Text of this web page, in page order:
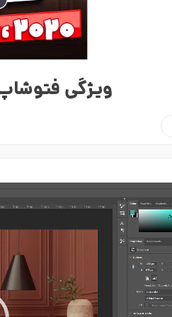
ویژگی فتوشاپ ۲۰۲۰ برای ادیت